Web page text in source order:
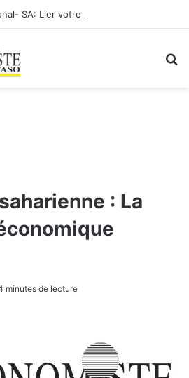
: La
minutes de lecture